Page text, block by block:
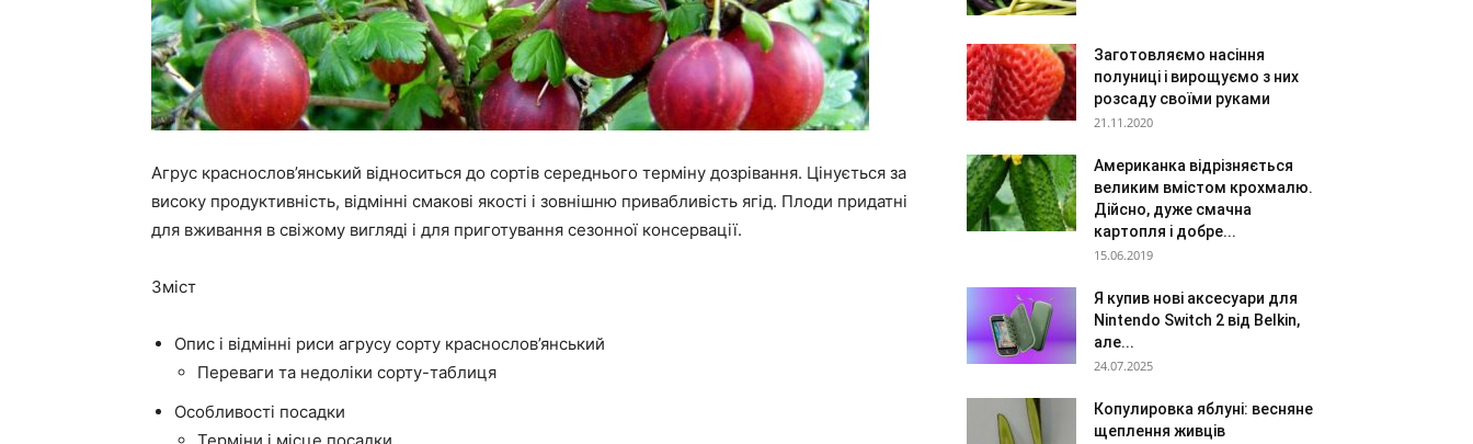
Агрус краснослов’янський відноситься до сортів середнього терміну дозрівання. Цінується за
високу продуктивність, відмінні смакові якості і зовнішню привабливість ягід. Плоди придатні
для вживання в свіжому вигляді і для приготування сезонної консервації.
Зміст
Опис і відмінні риси агрусу сорту краснослов’янський
Переваги та недоліки сорту-таблиця
Особливості посадки
Заготовляємо насіння
полуниці і вирощуємо з них
розсаду своїми руками
21.11.2020
Американка відрізняється
великим вмістом крохмалю.
Дійсно, дуже смачна
картопля і добре...
15.06.2019
Я купив нові аксесуари для
Nintendo Switch 2 від Belkin,
але...
24.07.2025
Копулировка яблуні: весняне
щеплення живців